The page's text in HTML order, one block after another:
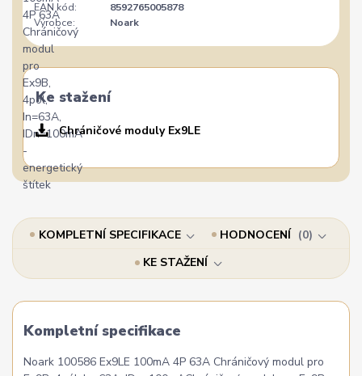
EAN kód:
8592765005878
Výrobce:
Noark
Ke stažení
Chráničové moduly Ex9LE
KOMPLETNÍ SPECIFIKACE HODNOCENÍ
0
KE STAŽENÍ
Kompletní specifikace
Noark 100586 Ex9LE 100mA 4P 63A Chráničový modul pro